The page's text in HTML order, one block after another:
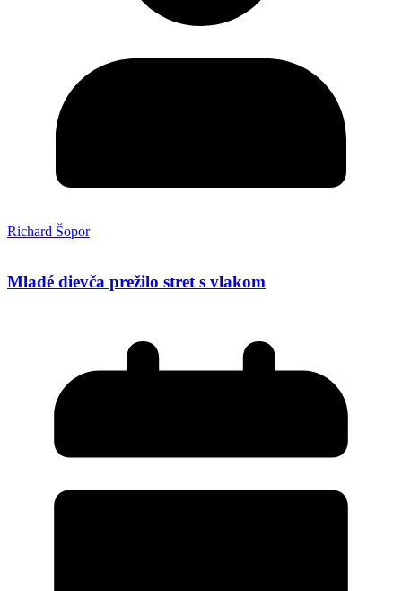
Richard Šopor
Mladé dievča prežilo stret s vlakom